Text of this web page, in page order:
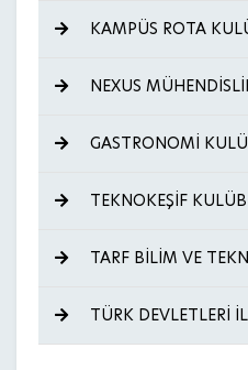
KAMPÜS ROTA
NEXUS
GASTRONOMİ
TEKNOKEŞİF
TARF BİLİM VE
TÜRK DEVLETLERİ